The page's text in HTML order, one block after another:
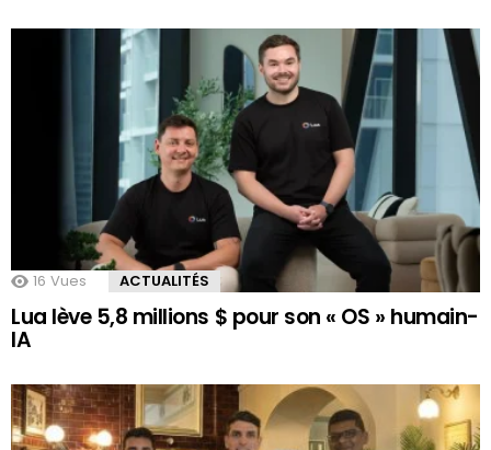
16 Vues ACTUALITÉS
Lua lève 5,8 millions $ pour son « OS » humain-
IA